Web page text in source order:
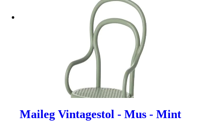
Maileg Vintagestol - Mus - Mint